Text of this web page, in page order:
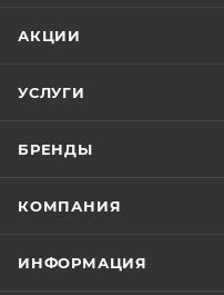
АКЦИИ
УСЛУГИ
БРЕНДЫ
КОМПАНИЯ
ИНФОРМАЦИЯ